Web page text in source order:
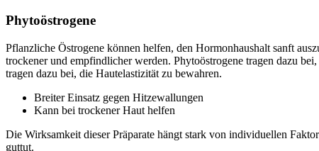
Phytoöstrogene
Pflanzliche Östrogene können helfen, den Hormonhaushalt sanft
trockener und empfindlicher werden. Phytoöstrogene tragen dazu
tragen dazu bei, die Hautelastizität zu bewahren.
Breiter Einsatz gegen Hitzewallungen
Kann bei trockener Haut helfen
Die Wirksamkeit dieser Präparate hängt stark von individuellen
guttut.